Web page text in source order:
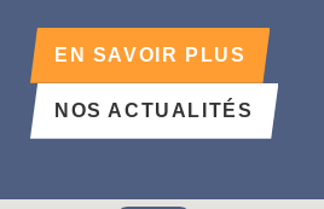
EN SAVOIR PLUS
NOS ACTUALITÉS